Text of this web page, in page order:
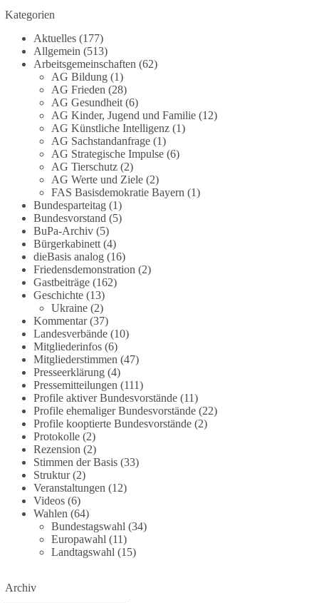
Im Politischen Frühschoppen diskutieren die
Teilnehmer das Verhältnis von Mensch, Natur und
Grundgesetz.
Beitrag der AG Strategische Impulse
Kann die Natur Träger eigener Grundrechte sein?
Oder würde eine solche Entwicklung das
Fundament unseres Grundgesetzes sprengen? Mit
dieser grundsätzlichen Frage beschäftigte sich die
Teilnehmer des Politischen Frühschoppens der
AG Strategische Impulse am 19. Juli 2026.
Referent Frank Bothmann stellte die These auf,
dass die derzeit in Teilen der Umweltbewegung
diskutierten „Grundrechte der Natur“ weit über
klassischen Naturschutz hinausreichen und
grundlegende Fragen zum Menschenbild, zum
Rechtsstaat und zur Demokratie aufwerfen. [...]
👉 Hier weiterlesen:https://diebasis-
partei.de/2026/07/grundrechte-der-natur-ein-
angriff-auf-das-grundgesetz/
🟩🟩🟦🟦🟥🟥🟧🟧
Es ging weniger um fertige Antworten als um eine
Debatte darüber, wie Freiheit, Verantwortung,
Naturschutz und Grundrechte in einer
demokratischen Gesellschaft künftig miteinander
in Einklang gebracht werden können.
#dieBasis #natur #grundrechte
#demokratie
Kategorien
Aktuelles(177)
Allgemein (513)
Arbeitsgemeinschaften (62)
AG Bildung(1)
AG Frieden (28)
AG Gesundheit(6)
AG Kinder, Jugend und Familie(12)
AG Künstliche Intelligenz(1)
AG Sachstandanfrage(1)
AG Strategische Impulse(6)
AG Tierschutz(2)
AG Werte und Ziele(2)
FAS Basisdemokratie Bayern (1)
Bundesparteitag(1)
Bundesvorstand (5)
BuPa-Archiv(5)
Bürgerkabinett(4)
dieBasis analog(16)
Friedensdemonstration (2)
Gastbeiträge(162)
Geschichte(13)
Ukraine(2)
Kommentar(37)
Landesverbände(10)
Mitgliederinfos(6)
Mitgliederstimmen (47)
Presseerklärung(4)
Pressemitteilungen (111)
Profile aktiver Bundesvorstände(11)
Profile ehemaliger Bundesvorstände(22)
Profile kooptierte Bundesvorstände(2)
Protokolle(2)
Rezension (2)
Stimmen der Basis(33)
Struktur(2)
Veranstaltungen (12)
Videos(6)
Wahlen (64)
Bundestagswahl (34)
Europawahl (11)
Landtagswahl (15)
Archiv